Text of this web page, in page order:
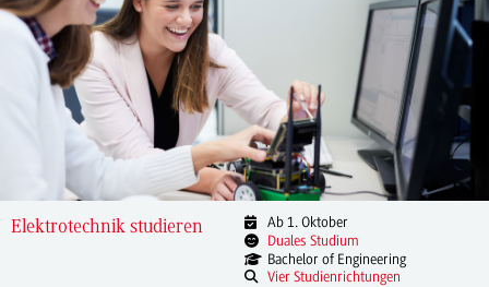
Elektrotechnik studieren
Ab 1. Oktober
Duales Studium
Bachelor of Engineering
Vier Studienrichtungen